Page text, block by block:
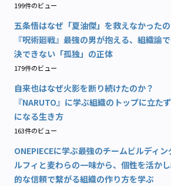
199件のビュー
五条悟はなぜ「夏油傑」を救えなかったの
『呪術廻戦』最強の男が抱える、組織論
決できない「孤独」の正体
179件のビュー
自来也はなぜ火影を断り続けたのか？
『NARUTO』に学ぶ組織のトップに立た
になる生き方
163件のビュー
ONEPIECEに学ぶ最強のチームビルディン
ルフィと麦わらの一味から、個性を活か
的な信頼で繋がる組織の作り方を学ぶ